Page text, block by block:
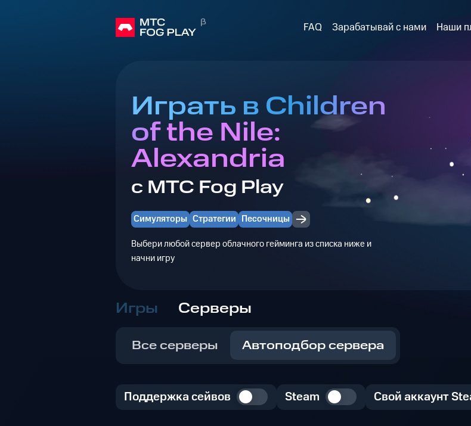
FAQ Зарабатывай с нами Наши
Играть в Children
of the Nile:
Alexandria
с МТС Fog Play
Симуляторы Стратегии Песочницы
Выбери любой сервер облачного гейминга из списка ниже и
начни игру
Игры Серверы
Все серверы Автоподбор сервера
Поддержка сейвов Steam Свой аккаунт